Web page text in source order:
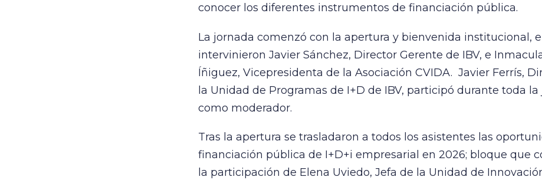
conocer los diferentes instrumentos de financiación pública.
La jornada comenzó con la apertura y bienvenida institucional,
intervinieron Javier Sánchez, Director Gerente de IBV, e
Íñiguez, Vicepresidenta de la Asociación CVIDA. Javier Ferrís,
la Unidad de Programas de I+D de IBV, participó durante toda la
como moderador.
Tras la apertura se trasladaron a todos los asistentes las
financiación pública de I+D+i empresarial en 2026; bloque que
la participación de Elena Uviedo, Jefa de la Unidad de